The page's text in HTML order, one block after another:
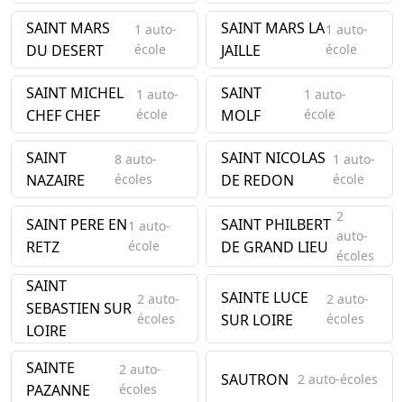
SAINT MARS
DU DESERT
1 auto-
école
SAINT MARS LA
JAILLE
1 auto-
école
SAINT MICHEL
CHEF CHEF
1 auto-
école
SAINT
MOLF
1 auto-
école
SAINT
NAZAIRE
8 auto-
écoles
SAINT NICOLAS
DE REDON
1 auto-
école
SAINT PERE EN
RETZ
1 auto-
école
SAINT PHILBERT
DE GRAND LIEU
2
auto-
écoles
SAINT
SEBASTIEN SUR
LOIRE
2 auto-
écoles
SAINTE LUCE
SUR LOIRE
2 auto-
écoles
SAINTE
PAZANNE
2 auto-
écoles
SAUTRON 2 auto-écoles